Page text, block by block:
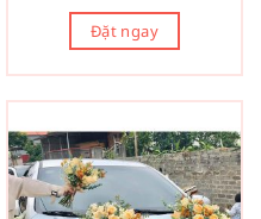
Đặt ngay